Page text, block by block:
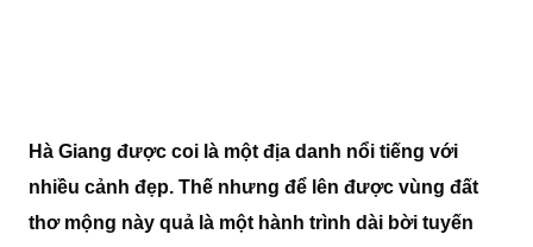
Hà Giang được coi là một địa danh nổi tiếng với
nhiều cảnh đẹp. Thế nhưng để lên được vùng đất
thơ mộng này quả là một hành trình dài bời tuyến